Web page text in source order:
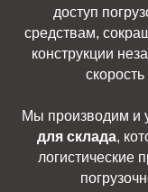
доступ
средствам,
конструкции
Мы производим и
для склада,
логистические